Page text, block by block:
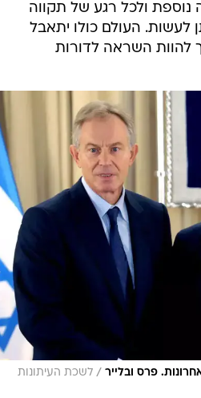
נוספת ולכל רגע של תקווה
לעשות. העולם כולו יתאבל
להוות השראה לדורות
פרס ובלייר / לשכת העיתונות